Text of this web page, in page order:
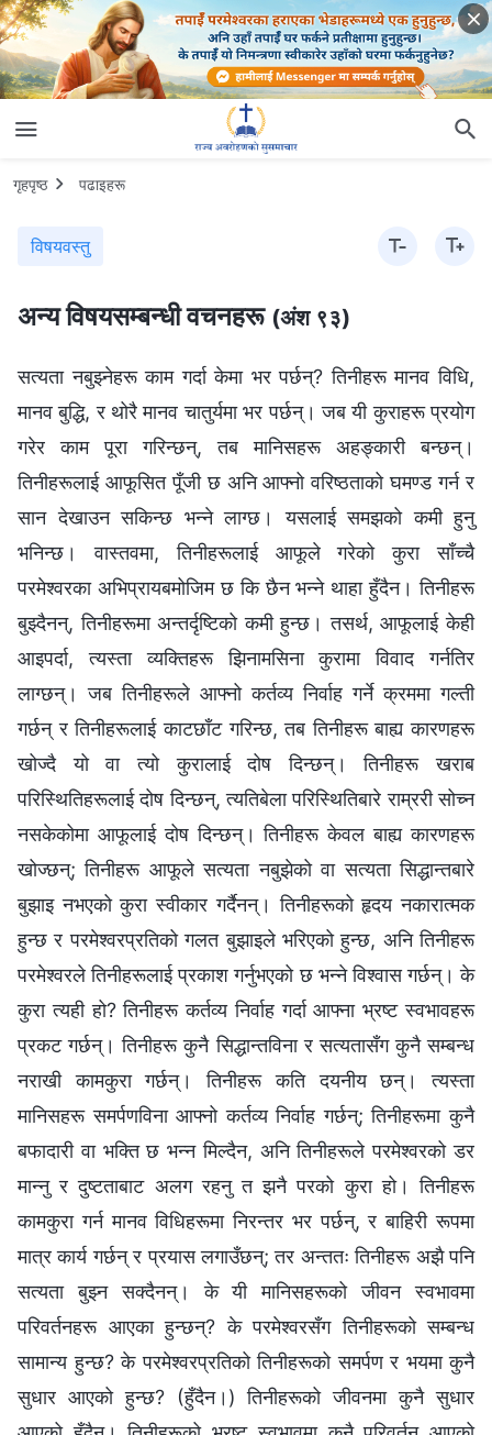
गृहपृष्ठ पढाइहरू
विषयवस्तु
अन्य विषयसम्बन्धी वचनहरू (अंश ९३)
सत्यता नबुझ्नेहरू काम गर्दा केमा भर पर्छन्? तिनीहरू मानव विधि,
मानव बुद्धि, र थोरै मानव चातुर्यमा भर पर्छन्। जब यी कुराहरू प्रयोग
गरेर काम पूरा गरिन्छन्, तब मानिसहरू अहङ्कारी बन्छन्।
तिनीहरूलाई आफूसित पूँजी छ अनि आफ्नो वरिष्ठताको घमण्ड गर्न र
सान देखाउन सकिन्छ भन्‍ने लाग्छ। यसलाई समझको कमी हुनु
भनिन्छ। वास्तवमा, तिनीहरूलाई आफूले गरेको कुरा साँच्चै
परमेश्‍वरका अभिप्रायबमोजिम छ कि छैन भन्‍ने थाहा हुँदैन। तिनीहरू
बुझ्दैनन्, तिनीहरूमा अन्तर्दृष्टिको कमी हुन्छ। तसर्थ, आफूलाई केही
आइपर्दा, त्यस्ता व्यक्तिहरू झिनामसिना कुरामा विवाद गर्नतिर
लाग्छन्। जब तिनीहरूले आफ्नो कर्तव्य निर्वाह गर्ने क्रममा गल्ती
गर्छन् र तिनीहरूलाई काटछाँट गरिन्छ, तब तिनीहरू बाह्य कारणहरू
खोज्दै यो वा त्यो कुरालाई दोष दिन्छन्। तिनीहरू खराब
परिस्थितिहरूलाई दोष दिन्छन्, त्यतिबेला परिस्थितिबारे राम्ररी सोच्न
नसकेकोमा आफूलाई दोष दिन्छन्। तिनीहरू केवल बाह्य कारणहरू
खोज्छन्; तिनीहरू आफूले सत्यता नबुझेको वा सत्यता सिद्धान्तबारे
बुझाइ नभएको कुरा स्वीकार गर्दैनन्। तिनीहरूको हृदय नकारात्मक
हुन्छ र परमेश्‍वरप्रतिको गलत बुझाइले भरिएको हुन्छ, अनि तिनीहरू
परमेश्‍वरले तिनीहरूलाई प्रकाश गर्नुभएको छ भन्‍ने विश्‍वास गर्छन्। के
कुरा त्यही हो? तिनीहरू कर्तव्य निर्वाह गर्दा आफ्ना भ्रष्ट स्वभावहरू
प्रकट गर्छन्। तिनीहरू कुनै सिद्धान्तविना र सत्यतासँग कुनै सम्बन्ध
नराखी कामकुरा गर्छन्। तिनीहरू कति दयनीय छन्। त्यस्ता
मानिसहरू समर्पणविना आफ्नो कर्तव्य निर्वाह गर्छन्; तिनीहरूमा कुनै
बफादारी वा भक्ति छ भन्‍न मिल्दैन, अनि तिनीहरूले परमेश्‍वरको डर
मान्‍नु र दुष्टताबाट अलग रहनु त झनै परको कुरा हो। तिनीहरू
कामकुरा गर्न मानव विधिहरूमा निरन्तर भर पर्छन्, र बाहिरी रूपमा
मात्र कार्य गर्छन् र प्रयास लगाउँछन्; तर अन्ततः तिनीहरू अझै पनि
सत्यता बुझ्न सक्दैनन्। के यी मानिसहरूको जीवन स्वभावमा
परिवर्तनहरू आएका हुन्छन्? के परमेश्‍वरसँग तिनीहरूको सम्बन्ध
सामान्य हुन्छ? के परमेश्‍वरप्रतिको तिनीहरूको समर्पण र भयमा कुनै
सुधार आएको हुन्छ? (हुँदैन।) तिनीहरूको जीवनमा कुनै सुधार